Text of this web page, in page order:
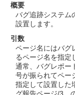
概要
バグ追跡システム
設置します。
引数
ページ名にはバグ
るページ名を指定
通常、バグレポー
号が振られてペー
指定して設置した
グ報告ページ/3…